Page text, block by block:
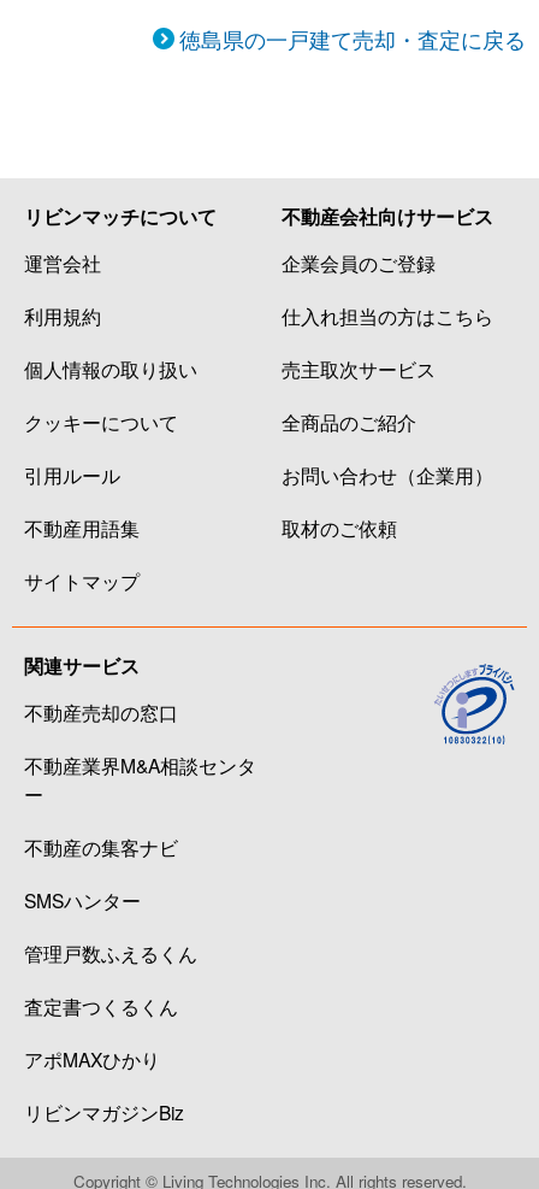
徳島県の一戸建て売却・査定に戻る
リビンマッチについて
運営会社
利用規約
個人情報の取り扱い
クッキーについて
引用ルール
不動産用語集
サイトマップ
不動産会社向けサービス
企業会員のご登録
仕入れ担当の方はこちら
売主取次サービス
全商品のご紹介
お問い合わせ（企業用）
取材のご依頼
関連サービス
不動産売却の窓口
不動産業界M&A相談センタ
ー
不動産の集客ナビ
SMSハンター
管理戸数ふえるくん
査定書つくるくん
アポMAXひかり
リビンマガジンBiz
Copyright © Living Technologies Inc. All rights reserved.